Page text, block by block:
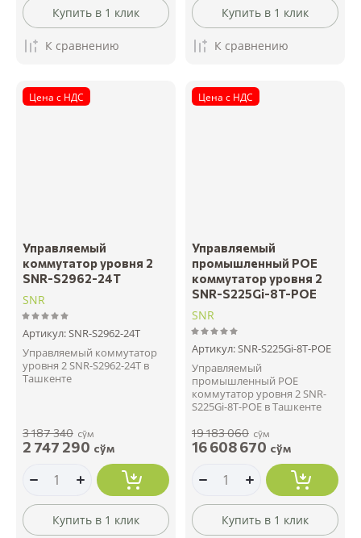
Купить в 1 клик
К сравнению
Купить в 1 клик
К сравнению
Цена с НДС
Управляемый
коммутатор уровня 2
SNR-S2962-24T
SNR
Артикул:SNR-S2962-24T
Управляемый коммутатор
уровня 2 SNR-S2962-24T в
Ташкенте
3 187 340 сўм
2 747 290 сўм
Купить в 1 клик
Цена с НДС
Управляемый
промышленный POE
коммутатор уровня 2
SNR-S225Gi-8T-POE
SNR
Артикул:SNR-S225Gi-8T-POE
Управляемый
промышленный POE
коммутатор уровня 2 SNR-
S225Gi-8T-POE в Ташкенте
19 183 060 сўм
16 608 670 сўм
Купить в 1 клик